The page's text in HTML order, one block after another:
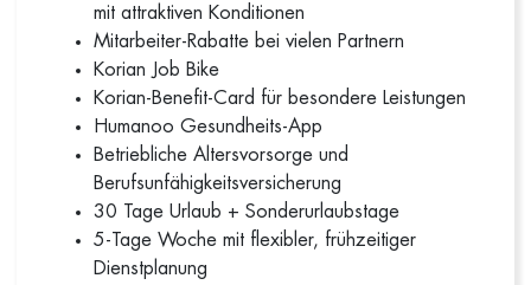
mit attraktiven Konditionen
Mitarbeiter-Rabatte bei vielen Partnern
Korian Job Bike
Korian-Benefit-Card für besondere Leistungen
Humanoo Gesundheits-App
Betriebliche Altersvorsorge und
Berufsunfähigkeitsversicherung
30 Tage Urlaub + Sonderurlaubstage
5-Tage Woche mit flexibler, frühzeitiger
Dienstplanung